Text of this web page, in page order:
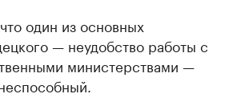
один из основных
— неудобство работы с
министерствами —